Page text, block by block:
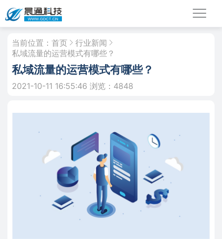
当前位置： 首页
行业新闻
私域流量的运营模式有哪些？
私域流量的运营模式有哪些？
2021-10-11 16:55:46 浏览：4848